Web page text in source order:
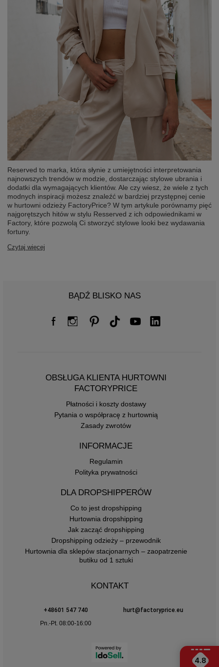
Reserved to marka, która słynie z umiejętności interpretowania
najnowszych trendów w modzie, dostarczając stylowe ubrania i
dodatki dla wymagających klientów. Ale czy wiesz, że wiele z tych
modnych inspiracji możesz znaleźć w bardziej przystępnej cenie
w hurtowni odzieży FactoryPrice? W tym artykule porównamy pięć
najgorętszych hitów w stylu Resserved z ich odpowiednikami w
Factory, które pozwolą Ci stworzyć stylowe looki bez wydawania
fortuny.
Czytaj więcej
BĄDŹ BLISKO NAS
OBSŁUGA KLIENTA HURTOWNI
FACTORYPRICE
Płatności i koszty dostawy
Pytania o współpracę z hurtownią
Zasady zwrotów
INFORMACJE
Regulamin
Polityka prywatności
DLA DROPSHIPPERÓW
Co to jest dropshipping
Hurtownia dropshipping
Jak zacząć dropshipping
Dropshipping odzieży – przewodnik
Hurtownia dla sklepów stacjonarnych – zaopatrzenie
butiku od 1 sztuki
KONTAKT
+48601 547 740
hurt@factoryprice.eu
Pn.-Pt. 08:00-16:00
4.8